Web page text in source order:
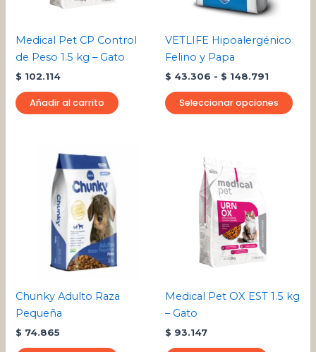
Medical Pet CP Control
de Peso 1.5 kg – Gato
$ 102.114
Añadir al carrito
VETLIFE Hipoalergénico
Felino y Papa
$ 43.306 - $ 148.791
Seleccionar opciones
Chunky Adulto Raza
Pequeña
$ 74.865
Medical Pet OX EST 1.5 kg
– Gato
$ 93.147